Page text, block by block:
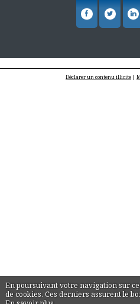
En poursuivant votre navigation sur
de cookies. Ces derniers assurent le
Déclarer un contenu illicite |